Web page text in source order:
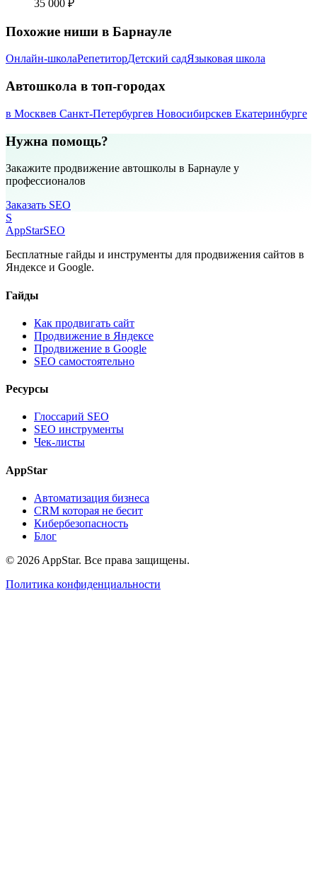
35 000 ₽
Похожие ниши в Барнауле
Онлайн-школаРепетиторДетский садЯзыковая школа
Автошкола в топ-городах
в Москвев Санкт-Петербургев Новосибирскев Екатеринбурге
Нужна помощь?
Закажите продвижение автошколы в Барнауле у
профессионалов
Заказать SEO
S
AppStarSEO
Бесплатные гайды и инструменты для продвижения сайтов в
Яндексе и Google.
Гайды
Как продвигать сайт
Продвижение в Яндексе
Продвижение в Google
SEO самостоятельно
Ресурсы
Глоссарий SEO
SEO инструменты
Чек-листы
AppStar
Автоматизация бизнеса
CRM которая не бесит
Кибербезопасность
Блог
© 2026 AppStar. Все права защищены.
Политика конфиденциальности